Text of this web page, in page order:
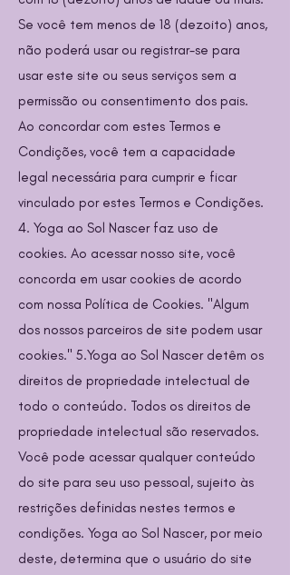
Se você tem menos de 18 (dezoito) anos,
não poderá usar ou registrar-se para
usar este site ou seus serviços sem a
permissão ou consentimento dos pais.
Ao concordar com estes Termos e
Condições, você tem a capacidade
legal necessária para cumprir e ficar
vinculado por estes Termos e Condições.
4. Yoga ao Sol Nascer faz uso de
cookies. Ao acessar nosso site, você
concorda em usar cookies de acordo
com nossa Política de Cookies. "Algum
dos nossos parceiros de site podem usar
cookies." 5.Yoga ao Sol Nascer detêm os
direitos de propriedade intelectual de
todo o conteúdo. Todos os direitos de
propriedade intelectual são reservados.
Você pode acessar qualquer conteúdo
do site para seu uso pessoal, sujeito às
restrições definidas nestes termos e
condições. Yoga ao Sol Nascer, por meio
deste, determina que o usuário do site